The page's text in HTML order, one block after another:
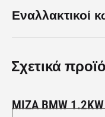
Εναλλακτικοί
Σχετικά
MIZA BMW